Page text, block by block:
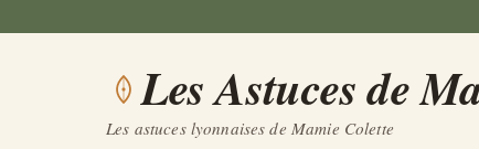
Les Astuces de
Les astuces lyonnaises de Mamie Colette